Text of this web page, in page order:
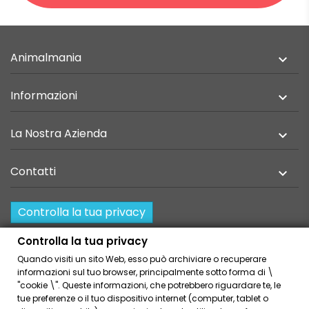
Animalmania 
Informazioni 
La Nostra Azienda 
Contatti 
Controlla la tua privacy
Resi e recesso
Home
Privacy Policy
Condizioni Generali Di Vendita
Cookies Policies
Link Amici
Controlla la tua privacy
Quando visiti un sito Web, esso può archiviare o recuperare
informazioni sul tuo browser, principalmente sotto forma di \
"cookie \". Queste informazioni, che potrebbero riguardare te, le
tue preferenze o il tuo dispositivo internet (computer, tablet o